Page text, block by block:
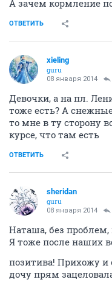
А зачем кормление
ОТВЕТИТЬ
xieling
guru
08 января 2014
Девочки, а на пл.
тоже есть? А
то мне в ту сторону
курсе, что там есть
ОТВЕТИТЬ
sheridan
guru
08 января 2014
Наташа, без
Я тоже после наших
позитива! Прихожу
дочу прям